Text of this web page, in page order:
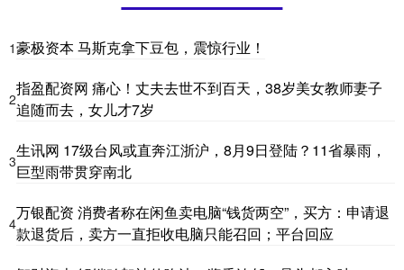
1豪极资本 马斯克拿下豆包，震惊行业！
2
指盈配资网 痛心！丈夫去世不到百天，38岁美女教师妻子
追随而去，女儿才7岁
3
生讯网 17级台风或直奔江浙沪，8月9日登陆？11省暴雨，
巨型雨带贯穿南北
4
万银配资 消费者称在闲鱼卖电脑“钱货两空”，买方：申请退
款退货后，卖方一直拒收电脑只能召回；平台回应